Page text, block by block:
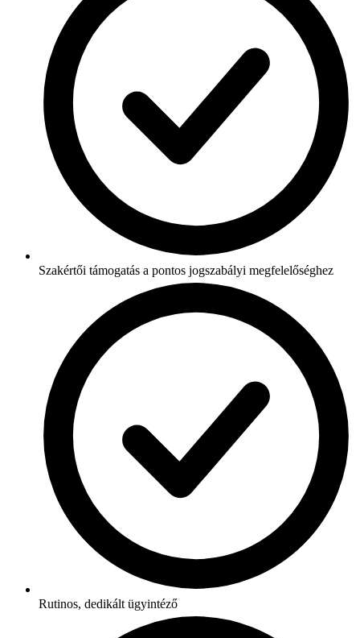
Szakértői támogatás a pontos jogszabályi megfelelőséghez
Rutinos, dedikált ügyintéző